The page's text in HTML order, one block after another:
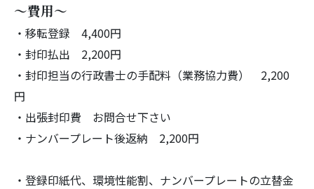
～費用～
・移転登録 4,400円
・封印払出 2,200円
・封印担当の行政書士の手配料（業務協力費） 2,200
円
・出張封印費 お問合せ下さい
・ナンバープレート後返納 2,200円
・登録印紙代、環境性能割、 ナンバープレートの立替金